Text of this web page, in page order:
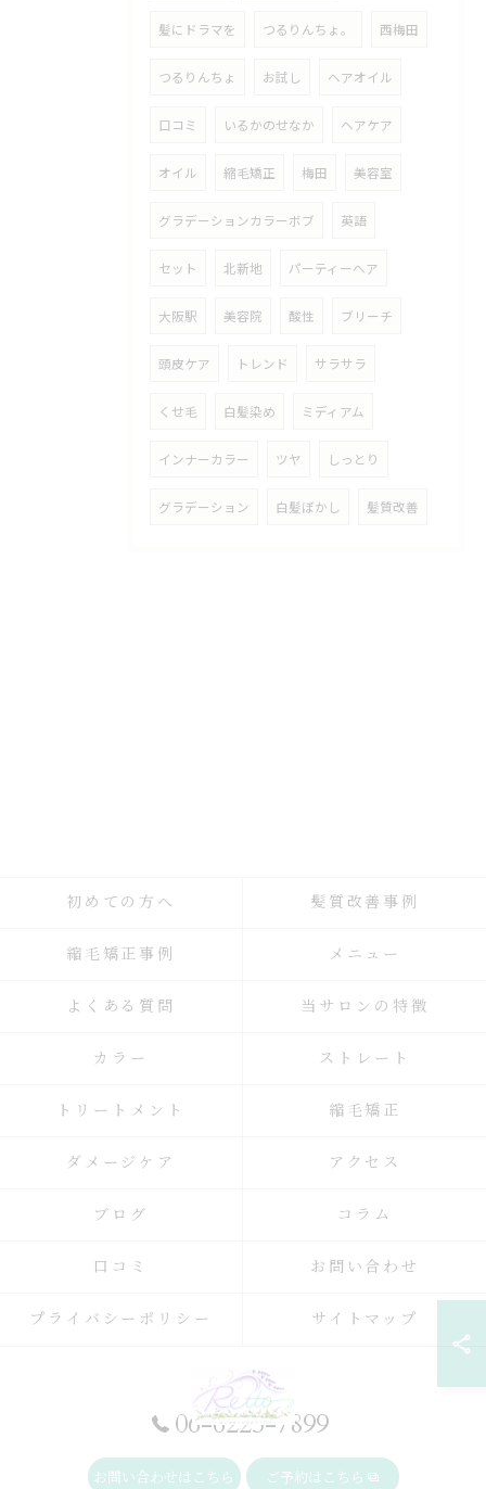
髪にドラマを つるりんちょ。 西梅田
つるりんちょ お試し ヘアオイル
口コミ いるかのせなか ヘアケア
オイル 縮毛矯正 梅田 美容室
グラデーションカラーボブ 英語
セット 北新地 パーティーヘア
大阪駅 美容院 酸性 ブリーチ
頭皮ケア トレンド サラサラ
くせ毛 白髪染め ミディアム
インナーカラー ツヤ しっとり
グラデーション 白髪ぼかし 髪質改善
06-6225-7899
お問い合わせはこちら ご予約はこちら
初めての方へ 髪質改善事例
縮毛矯正事例 メニュー
よくある質問 当サロンの特徴
カラー ストレート
トリートメント 縮毛矯正
ダメージケア アクセス
ブログ コラム
口コミ お問い合わせ
プライバシーポリシー サイトマップ
© 2026 大阪府大阪駅周辺の美容院ならRetto: ALL RIGHTS RESERVED.